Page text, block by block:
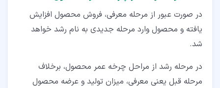
در صورت عبور از مرحله معرفی، فروش محصول افزایش
یافته و محصول وارد مرحله جدیدی به نام رشد خواهد
شد.
در مرحله رشد از مراحل چرخه عمر محصول، برخلاف
مرحله قبل یعنی معرفی، میزان تولید و عرضه محصول